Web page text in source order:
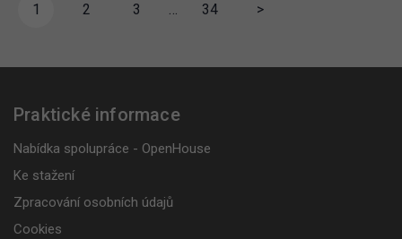
1 2 3 … 34 >
Praktické informace
Nabídka spolupráce - OpenHouse
Ke stažení
Zpracování osobních údajů
Cookies